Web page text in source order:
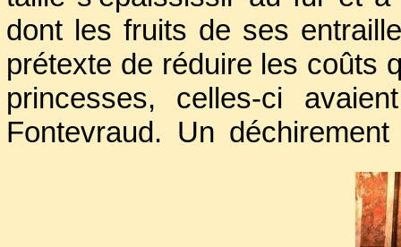
dont les fruits de ses
prétexte de réduire les coûts
princesses, celles-ci
Fontevraud. Un
Des chagrins il y en eut
manifestait